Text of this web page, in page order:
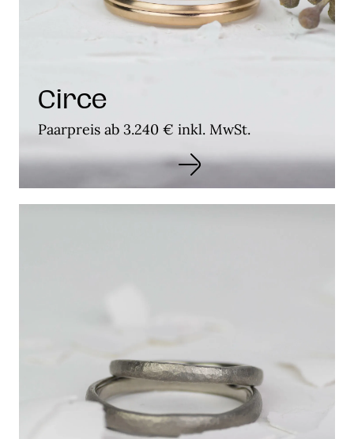
Circe
Paarpreis ab 3.240 € inkl. MwSt.